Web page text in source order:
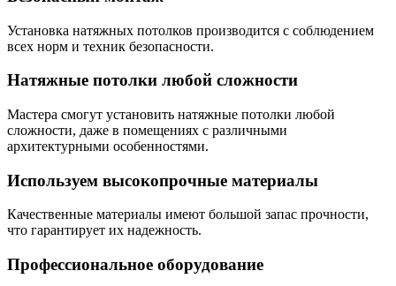
Установка натяжных потолков производится с соблюдением
всех норм и техник безопасности.
Натяжные потолки любой сложности
Мастера смогут установить натяжные потолки любой
сложности, даже в помещениях с различными
архитектурными особенностями.
Используем высокопрочные материалы
Качественные материалы имеют большой запас прочности,
что гарантирует их надежность.
Профессиональное оборудование